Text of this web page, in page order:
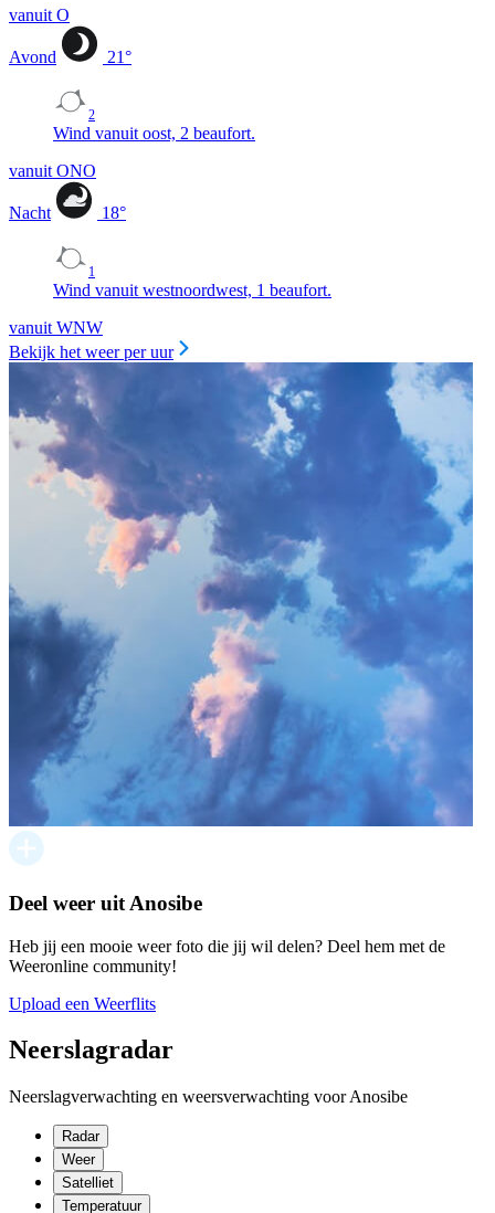
vanuit O
Avond 21°
2
Wind vanuit oost, 2 beaufort.
vanuit ONO
Nacht 18°
1
Wind vanuit westnoordwest, 1 beaufort.
vanuit WNW
Bekijk het weer per uur
Deel weer uit Anosibe
Heb jij een mooie weer foto die jij wil delen? Deel hem met de
Weeronline community!
Upload een Weerflits
Neerslagradar
Neerslagverwachting en weersverwachting voor Anosibe
Radar
Weer
Satelliet
Temperatuur